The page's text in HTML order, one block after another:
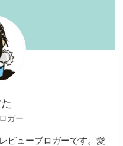
ガー
ビューブロガーです。愛